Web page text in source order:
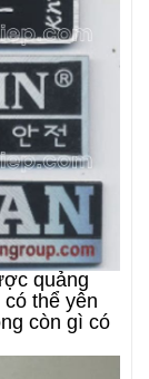
quảng
thể yên
còn gì có